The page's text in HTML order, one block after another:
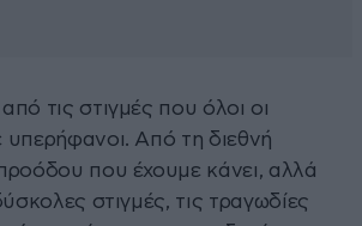
τις στιγμές που όλοι οι
υπερήφανοι. Από τη διεθνή
που έχουμε κάνει, αλλά
στιγμές, τις τραγωδίες